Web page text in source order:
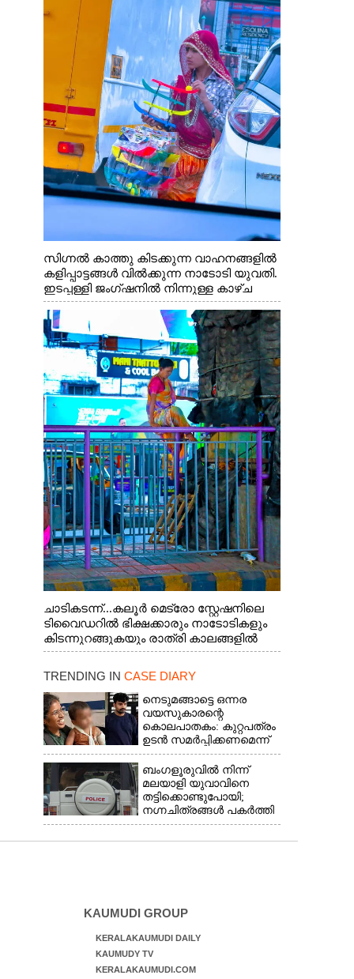
സിഗ്നൽ കാത്തു കിടക്കുന്ന വാഹനങ്ങളിൽ
കളിപ്പാട്ടങ്ങൾ വിൽക്കുന്ന നാടോടി യുവതി.
ഇടപ്പള്ളി ജംഗ്ഷനിൽ നിന്നുള്ള കാഴ്ച
ചാടികടന്ന്...കലൂർ മെട്രോ സ്റ്റേഷനിലെ
ടിവൈഡറിൽ ഭിക്ഷക്കാരും നാടോടികളും
കിടന്നുറങ്ങുകയും രാത്രി കാലങ്ങളിൽ
മദ്യപിക്കുകയും പൊതുജനങ്ങൾക്കും
ഉണ്ടായ സാഹചര്യത്തിൽ അധികാരികൾ
കമ്പി കൊണ്ട് മറച്ച വേലി ചാടികടക്കുന്ന
നാടോടി സ്ത്രീ
TRENDING IN CASE DIARY
നെടുമങ്ങാട്ടെ ഒന്നര
വയസുകാരന്റെ
കൊലപാതകം: കുറ്റപത്രം
ഉടൻ സമർപ്പിക്കണമെന്ന്
ഹൈക്കോടതി
ബംഗളൂരുവിൽ നിന്ന്
മലയാളി യുവാവിനെ
തട്ടിക്കൊണ്ടുപോയി;
നഗ്നചിത്രങ്ങൾ പകർത്തി
മാതാവിന് അയച്ചു
KAUMUDI GROUP
KERALAKAUMUDI DAILY
KAUMUDY TV
KERALAKAUMUDI.COM